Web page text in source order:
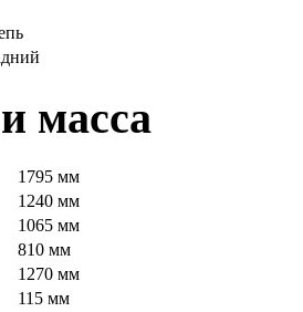
масса
1795 мм
1240 мм
1065 мм
810 мм
1270 мм
115 мм